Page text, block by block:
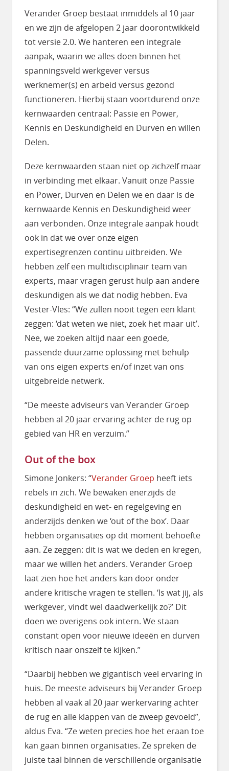
Verander Groep bestaat inmiddels al 10 jaar
en we zijn de afgelopen 2 jaar doorontwikkeld
tot versie 2.0. We hanteren een integrale
aanpak, waarin we alles doen binnen het
spanningsveld werkgever versus
werknemer(s) en arbeid versus gezond
functioneren. Hierbij staan voortdurend onze
kernwaarden centraal: Passie en Power,
Kennis en Deskundigheid en Durven en willen
Delen.
Deze kernwaarden staan niet op zichzelf maar
in verbinding met elkaar. Vanuit onze Passie
en Power, Durven en Delen we en daar is de
kernwaarde Kennis en Deskundigheid weer
aan verbonden. Onze integrale aanpak houdt
ook in dat we over onze eigen
expertisegrenzen continu uitbreiden. We
hebben zelf een multidisciplinair team van
experts, maar vragen gerust hulp aan andere
deskundigen als we dat nodig hebben. Eva
Vester-Vles: “We zullen nooit tegen een klant
zeggen: ‘dat weten we niet, zoek het maar uit’.
Nee, we zoeken altijd naar een goede,
passende duurzame oplossing met behulp
van ons eigen experts en/of inzet van ons
uitgebreide netwerk.
“De meeste adviseurs van Verander Groep
hebben al 20 jaar ervaring achter de rug op
gebied van HR en verzuim.”
Out of the box
Simone Jonkers: “Verander Groep heeft iets
rebels in zich. We bewaken enerzijds de
deskundigheid en wet- en regelgeving en
anderzijds denken we ‘out of the box’. Daar
hebben organisaties op dit moment behoefte
aan. Ze zeggen: dit is wat we deden en kregen,
maar we willen het anders. Verander Groep
laat zien hoe het anders kan door onder
andere kritische vragen te stellen. ‘Is wat jij, als
werkgever, vindt wel daadwerkelijk zo?’ Dit
doen we overigens ook intern. We staan
constant open voor nieuwe ideeën en durven
kritisch naar onszelf te kijken.”
“Daarbij hebben we gigantisch veel ervaring in
huis. De meeste adviseurs bij Verander Groep
hebben al vaak al 20 jaar werkervaring achter
de rug en alle klappen van de zweep gevoeld”,
aldus Eva. “Ze weten precies hoe het eraan toe
kan gaan binnen organisaties. Ze spreken de
juiste taal binnen de verschillende organisatie